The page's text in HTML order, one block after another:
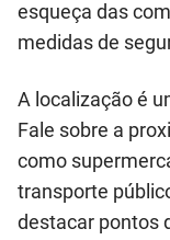
esqueça das
medidas de
A localização é
Fale sobre a
como
transporte
destacar pontos